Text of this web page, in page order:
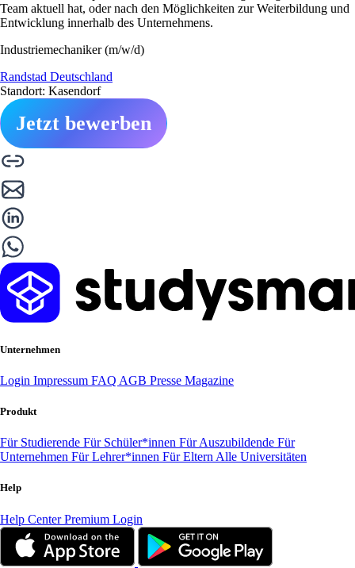
Team aktuell hat, oder nach den Möglichkeiten zur Weiterbildung und
Entwicklung innerhalb des Unternehmens.
Industriemechaniker (m/w/d)
Randstad Deutschland
Standort: Kasendorf
Jetzt bewerben
Unternehmen
Login Impressum FAQ AGB Presse Magazine
Produkt
Für Studierende Für Schüler*innen Für Auszubildende Für
Unternehmen Für Lehrer*innen Für Eltern Alle Universitäten
Help
Help CenterPremium Login